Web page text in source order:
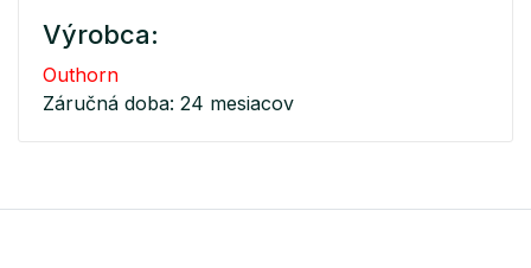
Výrobca:
Outhorn
Záručná doba: 24 mesiacov